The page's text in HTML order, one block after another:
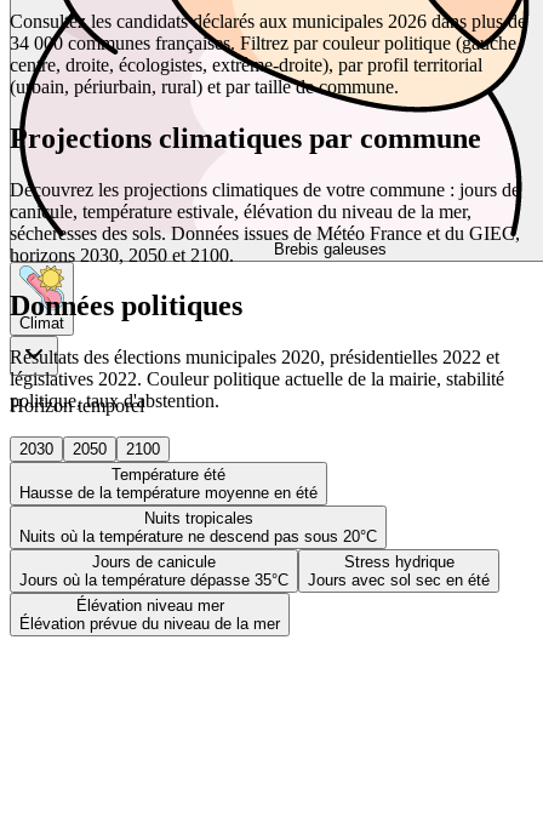
Brebis galeuses
Climat
Horizon temporel
2030 2050
2100
Température été
Hausse de la température moyenne en été
Nuits tropicales
Nuits où la température ne descend pas sous 20°C
Jours de canicule
Jours où la température dépasse 35°C
Stress hydrique
Jours avec sol sec en été
Élévation niveau mer
Élévation prévue du niveau de la mer
Consultez les candidats déclarés aux municipales 2026 dans plus de
34 000 communes françaises. Filtrez par couleur politique (gauche,
centre, droite, écologistes, extrême-droite), par profil territorial
(urbain, périurbain, rural) et par taille de commune.
Projections climatiques par commune
Découvrez les projections climatiques de votre commune : jours de
canicule, température estivale, élévation du niveau de la mer,
sécheresses des sols. Données issues de Météo France et du GIEC,
horizons 2030, 2050 et 2100.
Données politiques
Résultats des élections municipales 2020, présidentielles 2022 et
législatives 2022. Couleur politique actuelle de la mairie, stabilité
politique, taux d'abstention.